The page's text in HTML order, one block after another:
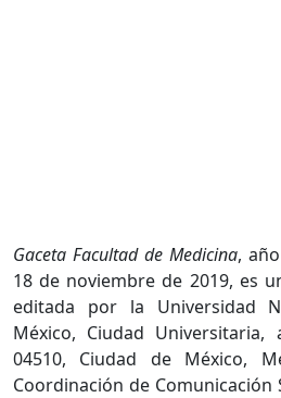
Gaceta Facultad de Medicina,
18 de noviembre de 2019, es
editada por la Universidad
México, Ciudad Universitaria,
04510, Ciudad de México,
Coordinación de Comunicación